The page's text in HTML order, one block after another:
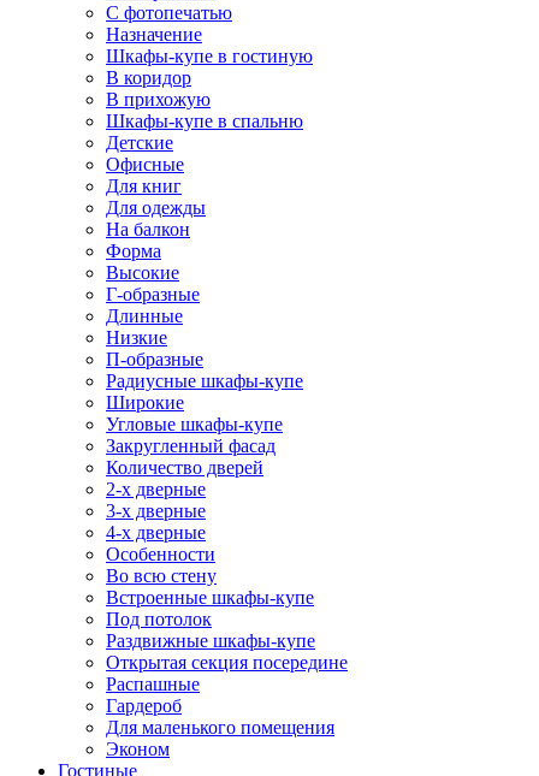
С фотопечатью
Назначение
Шкафы-купе в гостиную
В коридор
В прихожую
Шкафы-купе в спальню
Детские
Офисные
Для книг
Для одежды
На балкон
Форма
Высокие
Г-образные
Длинные
Низкие
П-образные
Радиусные шкафы-купе
Широкие
Угловые шкафы-купе
Закругленный фасад
Количество дверей
2-х дверные
3-х дверные
4-х дверные
Особенности
Во всю стену
Встроенные шкафы-купе
Под потолок
Раздвижные шкафы-купе
Открытая секция посередине
Распашные
Гардероб
Для маленького помещения
Эконом
Гостиные